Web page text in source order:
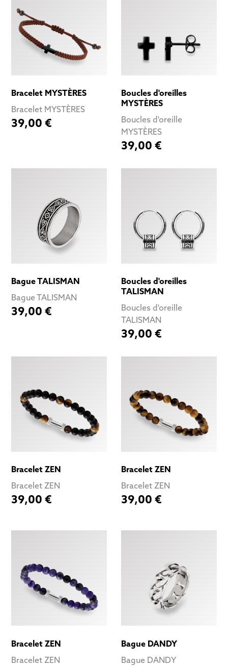
Bracelet MYSTÈRES
Bracelet MYSTÈRES
39,00 €
Boucles d'oreilles
MYSTÈRES
Boucles d'oreille
MYSTÈRES
39,00 €
Bague TALISMAN
Bague TALISMAN
39,00 €
Boucles d'oreilles
TALISMAN
Boucles d'oreille
TALISMAN
39,00 €
Bracelet ZEN
Bracelet ZEN
39,00 €
Bracelet ZEN
Bracelet ZEN
39,00 €
Bracelet ZEN
Bracelet ZEN
Bague DANDY
Bague DANDY